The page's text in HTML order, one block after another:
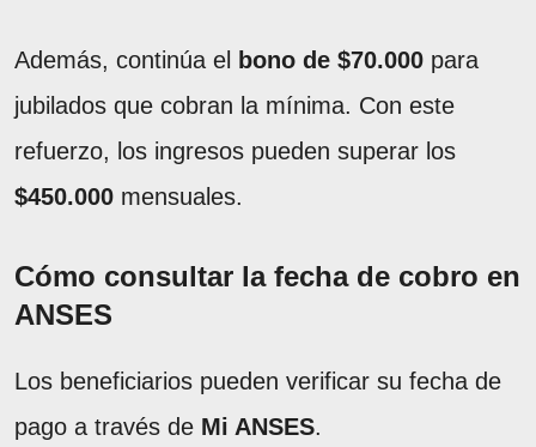
Además, continúa el bono de $70.000 para
jubilados que cobran la mínima. Con este
refuerzo, los ingresos pueden superar los
$450.000 mensuales.
Cómo consultar la fecha de cobro en
ANSES
Los beneficiarios pueden verificar su fecha de
pago a través de Mi ANSES.